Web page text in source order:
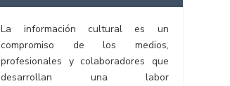
La información cultural es un
compromiso de los medios,
profesionales y colaboradores que
desarrollan una labor